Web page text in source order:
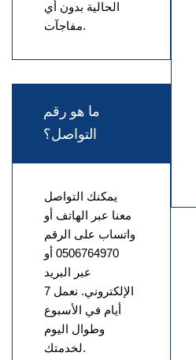
الحالية بدون أي
مفاجآت.
ما هو رقم
التواصل؟
يمكنك التواصل
معنا عبر الهاتف أو
واتساب على الرقم
0506764970 أو
عبر البريد
الإلكتروني. نعمل 7
أيام في الأسبوع
وطوال اليوم
لخدمتك.